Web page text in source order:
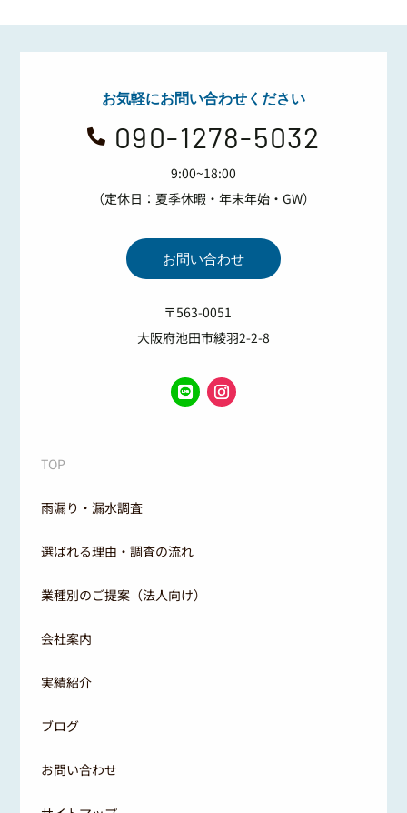
お気軽にお問い合わせください
 090-1278-5032
9:00~18:00
（定休日：夏季休暇・年末年始・GW）
お問い合わせ
〒563-0051
大阪府池田市綾羽2-2-8
TOP
雨漏り・漏水調査
選ばれる理由・調査の流れ
業種別のご提案（法人向け）
会社案内
実績紹介
ブログ
お問い合わせ